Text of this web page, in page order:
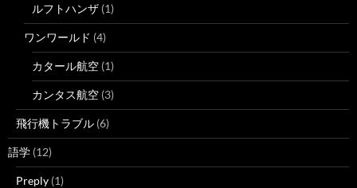
ルフトハンザ (1)
ワンワールド (4)
カタール航空 (1)
カンタス航空 (3)
飛行機トラブル (6)
語学 (12)
Preply (1)